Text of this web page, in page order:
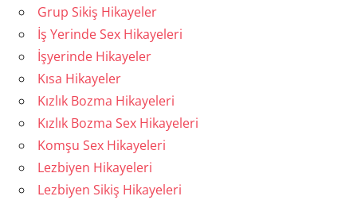
Grup Sikiş Hikayeler
İş Yerinde Sex Hikayeleri
İşyerinde Hikayeler
Kısa Hikayeler
Kızlık Bozma Hikayeleri
Kızlık Bozma Sex Hikayeleri
Komşu Sex Hikayeleri
Lezbiyen Hikayeleri
Lezbiyen Sikiş Hikayeleri